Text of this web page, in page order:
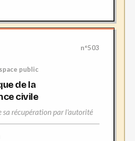
n°503
public
de la
civile
sa récupération par l'autorité